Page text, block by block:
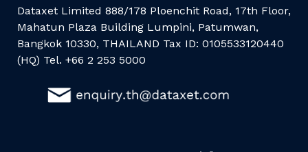
Dataxet Limited 888/178 Ploenchit Road, 17th Floor,
Mahatun Plaza Building Lumpini, Patumwan,
Bangkok 10330, THAILAND Tax ID: 0105533120440
(HQ) Tel. +66 2 253 5000